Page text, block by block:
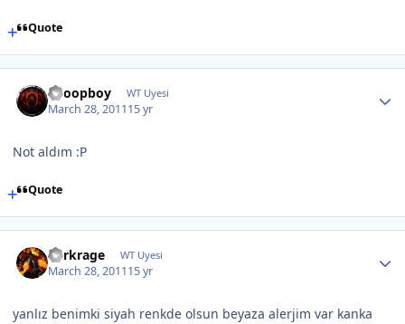
Quote
Snoopboy WT Uyesi
March 28, 201115 yr
Not aldım :P
Quote
darkrage WT Uyesi
March 28, 201115 yr
yanlız benimki siyah renkde olsun beyaza alerjim var kanka